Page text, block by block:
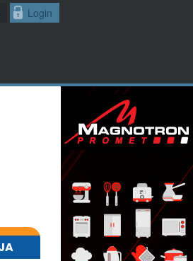
Login